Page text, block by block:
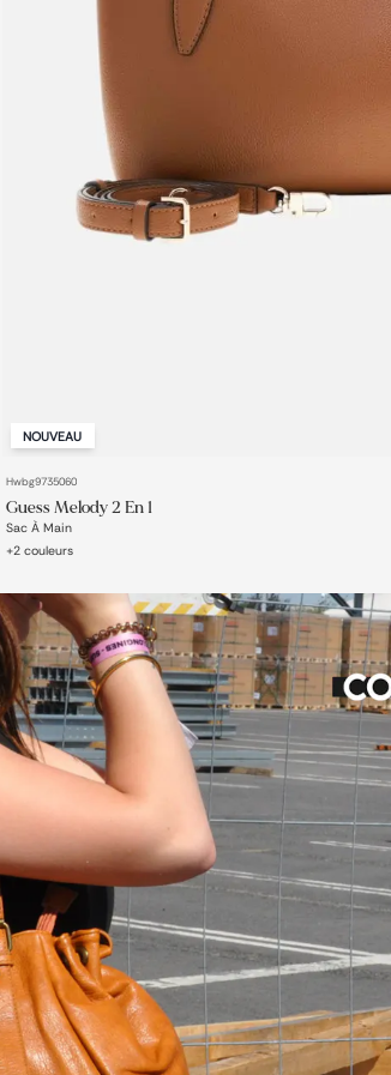
NOUVEAU
Hwbg9735060
Guess Melody 2 En 1
Sac À Main
+2 couleurs